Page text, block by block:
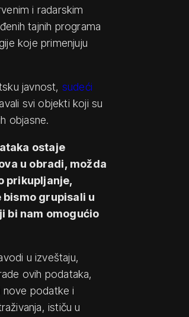
i radarskim
tajnih programa
koje primenjuju
javnost, sudeći
svi objekti koji su
objasne.
ostaje
u obradi, možda
prikupljanje,
grupisali u
bi nam omogućio
u izveštaju,
ovih podataka,
nove podatke i
ističu u